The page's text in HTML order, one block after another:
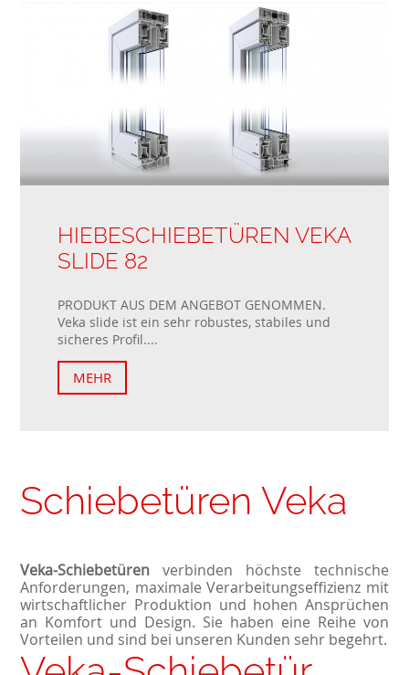
HIEBESCHIEBETÜREN VEKA
SLIDE 82
PRODUKT AUS DEM ANGEBOT GENOMMEN.
Veka slide ist ein sehr robustes, stabiles und
sicheres Profil....
MEHR
Schiebetüren Veka
Veka-Schiebetüren verbinden höchste technische
Anforderungen, maximale Verarbeitungseffizienz mit
wirtschaftlicher Produktion und hohen Ansprüchen
an Komfort und Design. Sie haben eine Reihe von
Vorteilen und sind bei unseren Kunden sehr begehrt.